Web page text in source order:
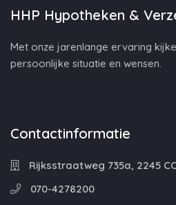
HHP Hypotheken &
Met onze jarenlange ervaring
persoonlijke situatie en wensen.
Contactinformatie
Rijksstraatweg 735a, 2245
070-4278200